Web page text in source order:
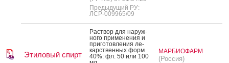
Предыдущий РУ:
ЛСР-009965/09
Этиловый спирт
Рас­твор для на­руж­
но­го при­мене­ния и
при­готов­ле­ния ле­
карс­твен­ных форм
40%: фл. 50 или 100
МАРБИОФАРМ
(Россия)